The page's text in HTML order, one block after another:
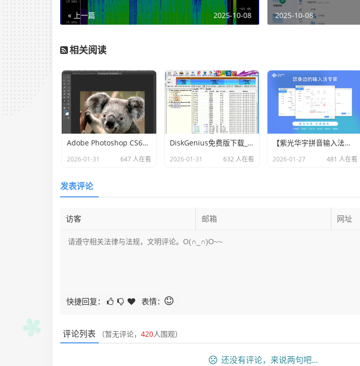
« 上一篇 2025-10-08 2025-10-08
相关阅读
Adobe Photoshop CS6最新免费下载_Photoshop绿色版免破解
2026-01-31 647 人在看
DiskGenius免费版下载_DiskGenius(硬盘修复分区工具)V6.1.1
2026-01-31 632 人在看
【紫光华宇拼音输入法无广告】华宇拼音输入法 7.3.0
2026-01-27 481 人在看
发表评论
快捷回复： 表情：
评论列表 （暂无评论， 420人围观）
还没有评论，来说两句吧...